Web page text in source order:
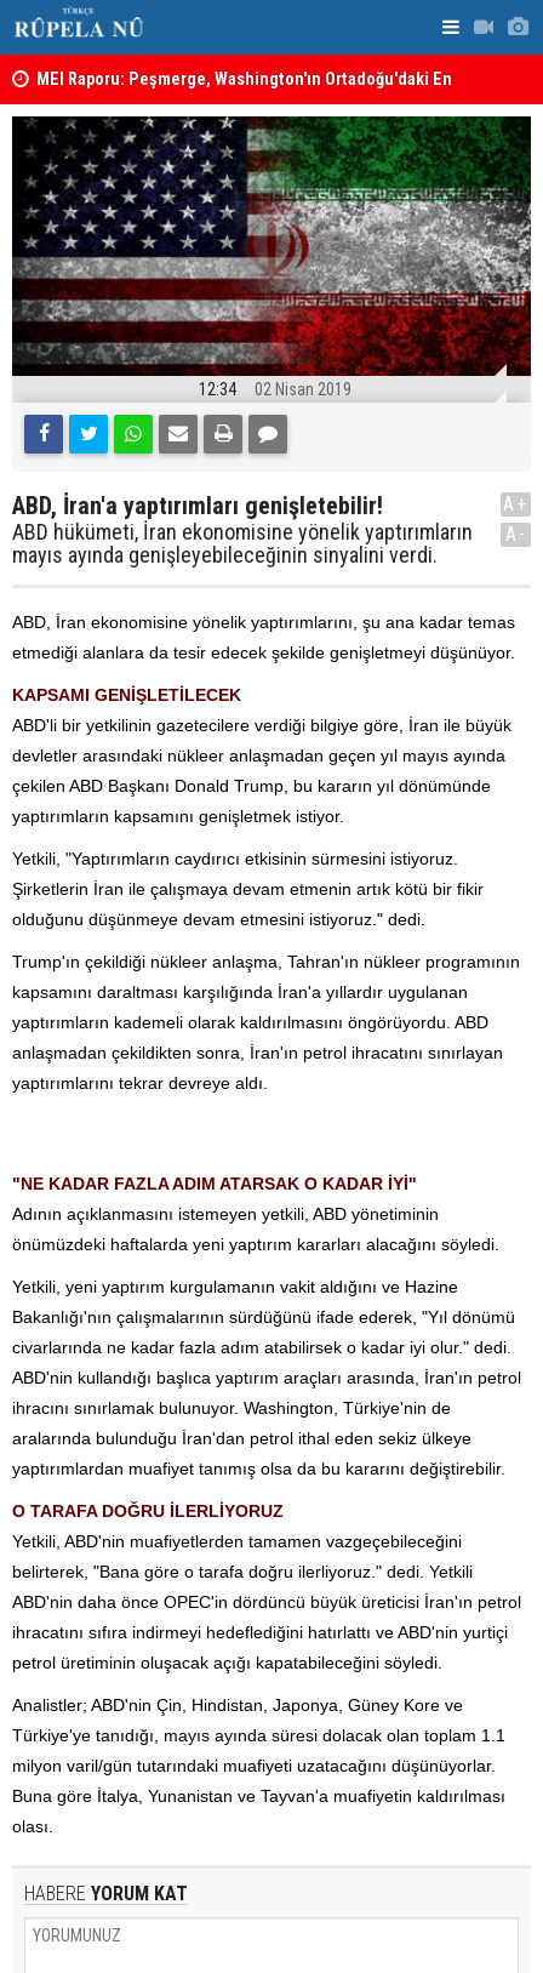
MEI Raporu: Peşmerge, Washington'ın Ortadoğu'daki En
Önemli Güvenlik Ortaklarından Biri ABD'nin
12:34 02 Nisan 2019
ABD, İran'a yaptırımları genişletebilir!
ABD hükümeti, İran ekonomisine yönelik yaptırımların
mayıs ayında genişleyebileceğinin sinyalini verdi.
A+
A-
ABD, İran ekonomisine yönelik yaptırımlarını, şu ana kadar temas
etmediği alanlara da tesir edecek şekilde genişletmeyi düşünüyor.
KAPSAMI GENİŞLETİLECEK
ABD'li bir yetkilinin gazetecilere verdiği bilgiye göre, İran ile büyük
devletler arasındaki nükleer anlaşmadan geçen yıl mayıs ayında
çekilen ABD Başkanı Donald Trump, bu kararın yıl dönümünde
yaptırımların kapsamını genişletmek istiyor.
Yetkili, "Yaptırımların caydırıcı etkisinin sürmesini istiyoruz.
Şirketlerin İran ile çalışmaya devam etmenin artık kötü bir fikir
olduğunu düşünmeye devam etmesini istiyoruz." dedi.
Trump'ın çekildiği nükleer anlaşma, Tahran'ın nükleer programının
kapsamını daraltması karşılığında İran'a yıllardır uygulanan
yaptırımların kademeli olarak kaldırılmasını öngörüyordu. ABD
anlaşmadan çekildikten sonra, İran'ın petrol ihracatını sınırlayan
yaptırımlarını tekrar devreye aldı.
"NE KADAR FAZLA ADIM ATARSAK O KADAR İYİ"
Adının açıklanmasını istemeyen yetkili, ABD yönetiminin
önümüzdeki haftalarda yeni yaptırım kararları alacağını söyledi.
Yetkili, yeni yaptırım kurgulamanın vakit aldığını ve Hazine
Bakanlığı'nın çalışmalarının sürdüğünü ifade ederek, "Yıl dönümü
civarlarında ne kadar fazla adım atabilirsek o kadar iyi olur." dedi.
ABD'nin kullandığı başlıca yaptırım araçları arasında, İran'ın petrol
ihracını sınırlamak bulunuyor. Washington, Türkiye'nin de
aralarında bulunduğu İran'dan petrol ithal eden sekiz ülkeye
yaptırımlardan muafiyet tanımış olsa da bu kararını değiştirebilir.
O TARAFA DOĞRU İLERLİYORUZ
Yetkili, ABD'nin muafiyetlerden tamamen vazgeçebileceğini
belirterek, "Bana göre o tarafa doğru ilerliyoruz." dedi. Yetkili
ABD'nin daha önce OPEC'in dördüncü büyük üreticisi İran'ın petrol
ihracatını sıfıra indirmeyi hedeflediğini hatırlattı ve ABD'nin yurtiçi
petrol üretiminin oluşacak açığı kapatabileceğini söyledi.
Analistler; ABD'nin Çin, Hindistan, Japonya, Güney Kore ve
Türkiye'ye tanıdığı, mayıs ayında süresi dolacak olan toplam 1.1
milyon varil/gün tutarındaki muafiyeti uzatacağını düşünüyorlar.
Buna göre İtalya, Yunanistan ve Tayvan'a muafiyetin kaldırılması
olası.
HABERE YORUM KAT